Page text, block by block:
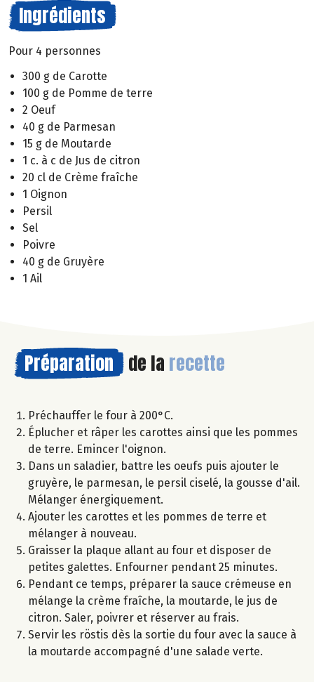
Ingrédients
Pour 4 personnes
300 g de Carotte
100 g de Pomme de terre
2 Oeuf
40 g de Parmesan
15 g de Moutarde
1 c. à c de Jus de citron
20 cl de Crème fraîche
1 Oignon
Persil
Sel
Poivre
40 g de Gruyère
1 Ail
Préparation de la recette
Préchauffer le four à 200°C.
Éplucher et râper les carottes ainsi que les pommes
de terre. Emincer l'oignon.
Dans un saladier, battre les oeufs puis ajouter le
gruyère, le parmesan, le persil ciselé, la gousse d'ail.
Mélanger énergiquement.
Ajouter les carottes et les pommes de terre et
mélanger à nouveau.
Graisser la plaque allant au four et disposer de
petites galettes. Enfourner pendant 25 minutes.
Pendant ce temps, préparer la sauce crémeuse en
mélange la crème fraîche, la moutarde, le jus de
citron. Saler, poivrer et réserver au frais.
Servir les röstis dès la sortie du four avec la sauce à
la moutarde accompagné d'une salade verte.